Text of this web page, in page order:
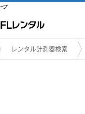
レンタル計測器検索